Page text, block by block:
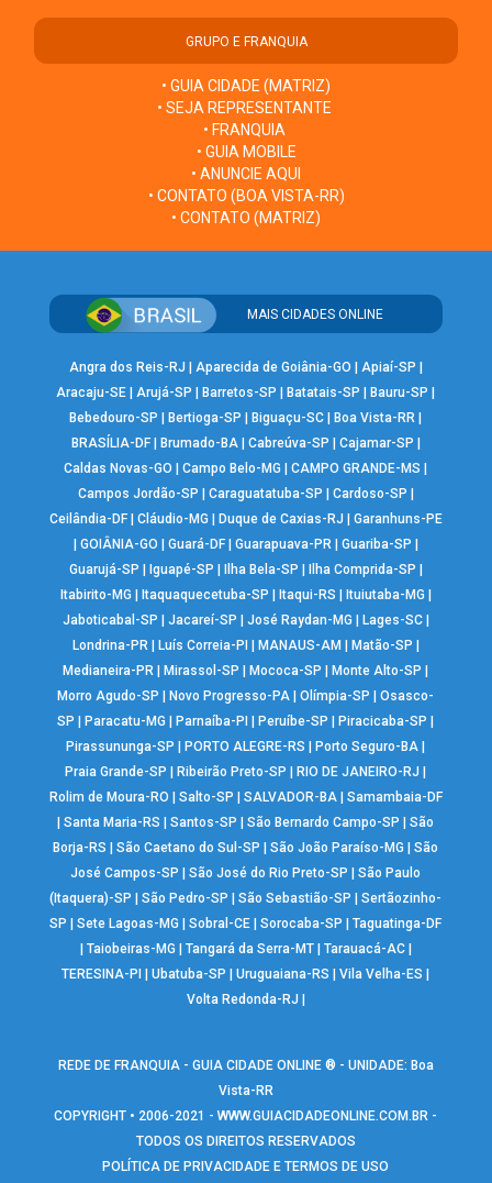
GRUPO E FRANQUIA
• GUIA CIDADE (MATRIZ)
• SEJA REPRESENTANTE
• FRANQUIA
• GUIA MOBILE
• ANUNCIE AQUI
• CONTATO (BOA VISTA-RR)
• CONTATO (MATRIZ)
MAIS CIDADES ONLINE
Angra dos Reis-RJ Aparecida de Goiânia-GO Apiaí-SP
Aracaju-SE |Arujá-SP Barretos-SP Batatais-SP Bauru-SP
Bebedouro-SP
Bertioga-SP Biguaçu-SC Boa Vista-RR
BRASÍLIA-DF| Brumado-BA| Cabreúva-SP Cajamar-SP
Caldas Novas-GO
|Campo Belo-MG |CAMPO GRANDE-MS
Campos Jordão-SP
Caraguatatuba-SP Cardoso-SP
Ceilândia-DF| Cláudio-MG Duque de Caxias-RJ
Garanhuns-PE
GOIÂNIA-GO Guará-DF| Guarapuava-PR| Guariba-SP
Guarujá-SP
Iguapé-SP Ilha Bela-SP Ilha Comprida-SP
Itabirito-MG
Itaquaquecetuba-SP Itaqui-RS Ituiutaba-MG
Jaboticabal-SP
Jacareí-SP José Raydan-MG Lages-SC|
Londrina-PR| Luís Correia-PI MANAUS-AM Matão-SP
Medianeira-PR
Mirassol-SP Mococa-SP Monte Alto-SP
Morro Agudo-SP
Novo Progresso-PA |Olímpia-SP |Osasco-
SP
Paracatu-MG Parnaíba-PI Peruíbe-SP Piracicaba-SP
Pirassununga-SP
PORTO ALEGRE-RS Porto Seguro-BA
Praia Grande-SP
Ribeirão Preto-SP RIO DE JANEIRO-RJ
Rolim de Moura-RO
Salto-SP SALVADOR-BA| Samambaia-DF
|Santa Maria-RS |Santos-SP |São Bernardo Campo-SP |São
Borja-RS
|São Caetano do Sul-SP |São João Paraíso-MG |São
José Campos-SP
|São José do Rio Preto-SP |São Paulo
(Itaquera)-SP
|São Pedro-SP |São Sebastião-SP |Sertãozinho-
SP
|Sete Lagoas-MG |Sobral-CE |Sorocaba-SP |Taguatinga-DF
Taiobeiras-MG Tangará da Serra-MT| Tarauacá-AC|
TERESINA-PI
|Ubatuba-SP |Uruguaiana-RS |Vila Velha-ES
Volta Redonda-RJ
REDE DE FRANQUIA - GUIA CIDADE ONLINE ® - UNIDADE: Boa
Vista-RR
COPYRIGHT • 2006-2021 -WWW.GUIACIDADEONLINE.COM.BR -
TODOS OS DIREITOS RESERVADOS
POLÍTICA DE PRIVACIDADE E TERMOS DE USO